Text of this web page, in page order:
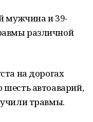
мужчина и 39-
различной
на дорогах
шесть автоаварий,
травмы.